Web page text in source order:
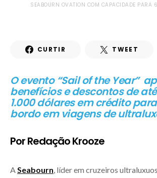
SEABOURN OVATION COM CAPACIDADE PARA
CURTIR TWEET
O evento “Sail of the Year”
benefícios e descontos de até
1.000 dólares em crédito
bordo em viagens de
Por Redação Krooze
A Seabourn , líder em cruzeiros